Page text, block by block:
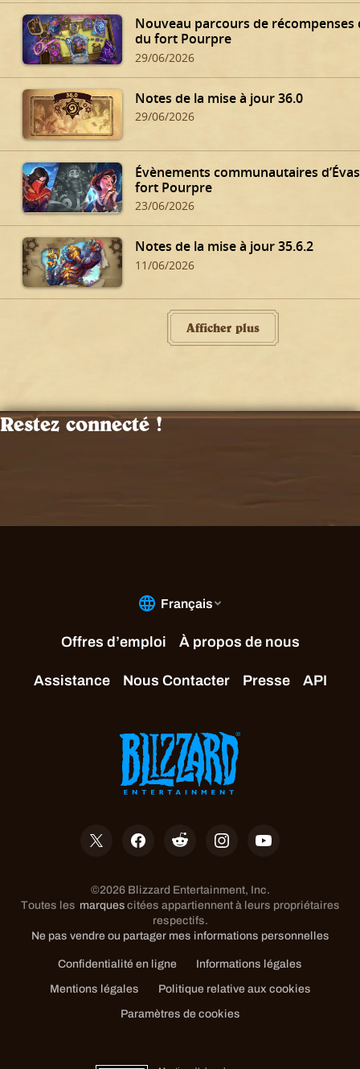
Nouveau parcours de récompenses
du fort Pourpre
29/06/2026
Notes de la mise à jour 36.0
29/06/2026
Évènements communautaires
fort Pourpre
23/06/2026
Notes de la mise à jour 35.6.2
11/06/2026
Afficher plus
Restez connecté !